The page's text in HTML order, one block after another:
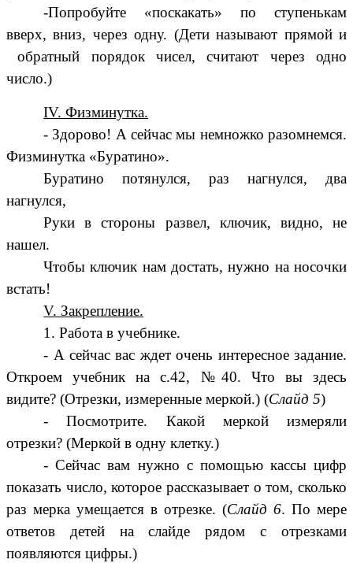
-Попробуйте «поскакать» по ступенькам
вверх, вниз, через одну. (Дети называют прямой и
обратный порядок чисел, считают через одно
число.)
IV. Физминутка.
- Здорово! А сейчас мы немножко разомнемся.
Физминутка «Буратино».
Буратино потянулся, раз нагнулся, два
нагнулся,
Руки в стороны развел, ключик, видно, не
нашел.
Чтобы ключик нам достать, нужно на носочки
встать!
V. Закрепление.
1. Работа в учебнике.
- А сейчас вас ждет очень интересное задание.
Откроем учебник на с.42, №40. Что вы здесь
видите? (Отрезки, измеренные меркой.) (Слайд 5)
- Посмотрите. Какой меркой измеряли
отрезки? (Меркой в одну клетку.)
- Сейчас вам нужно с помощью кассы цифр
показать число, которое рассказывает о том, сколько
раз мерка умещается в отрезке. (Слайд 6. По мере
ответов детей на слайде рядом с отрезками
появляются цифры.)